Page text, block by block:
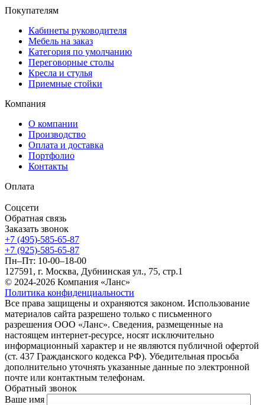
Покупателям
Кабинеты руководителя
Мебель на заказ
Категория по умолчанию
Переговорные столы
Кресла и стулья
Приемные стойки
Компания
О компании
Производство
Оплата и доставка
Портфолио
Контакты
Оплата
Соцсети
Обратная связь
Заказать звонок
+7 (495)-585-65-87
+7 (925)-585-65-87
Пн–Пт: 10-00–18-00
127591, г. Москва, Дубнинская ул., 75, стр.1
© 2024-2026 Компания «Ланс»
Политика конфиденциальности
Все права защищены и охраняются законом. Использование
материалов сайта разрешено только с письменного
разрешения ООО «Ланс». Сведения, размещенные на
настоящем интернет-ресурсе, носят исключительно
информационный характер и не являются публичной офертой
(ст. 437 Гражданского кодекса РФ). Убедительная просьба
дополнительно уточнять указанные данные по электронной
почте или контактным телефонам.
Обратный звонок
Ваше имя